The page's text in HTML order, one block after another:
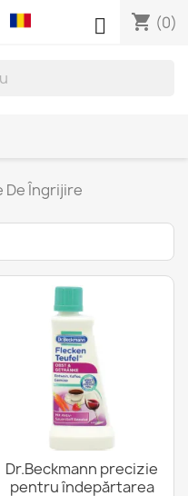
shopping_cart (0)

De Îngrijire
Dr.Beckmann precizie
pentru îndepărtarea